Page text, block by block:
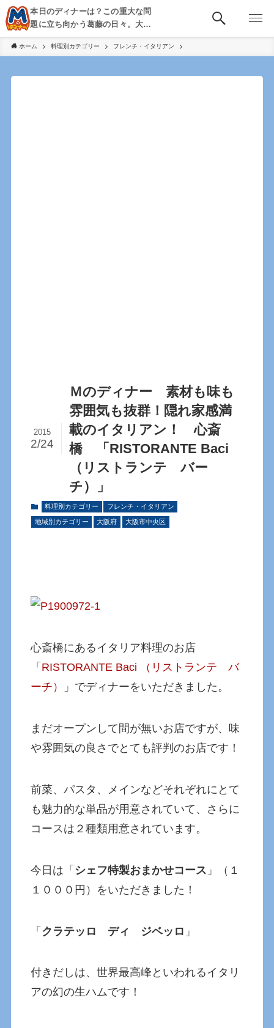
本日のディナーは？この重大な問
題に立ち向かう葛藤の日々。大
阪・京都・神戸を中心とした食べ
歩き、飲み歩きを綴る。
ホーム 料理別カテゴリー フレンチ・イタリアン
Ｍのディナー 素材も味も
雰囲気も抜群！隠れ家感満
載のイタリアン！ 心斎
橋 「RISTORANTE Baci
（リストランテ バー
チ）」
2015
2/24
料理別カテゴリー フレンチ・イタリアン
地域別カテゴリー 大阪府 大阪市中央区
心斎橋にあるイタリア料理のお店
「 RISTORANTE Baci （リストランテ バ
ーチ）
」でディナーをいただきました。
まだオープンして間が無いお店ですが、味
や雰囲気の良さでとても評判のお店です！
前菜、パスタ、メインなどそれぞれにとて
も魅力的な単品が用意されていて、さらに
コースは２種類用意されています。
今日は「 シェフ特製おまかせコース 」（１
１０００円）をいただきました！
「 クラテッロ ディ ジベッロ 」
付きだしは、世界最高峰といわれるイタリ
アの幻の生ハムです！